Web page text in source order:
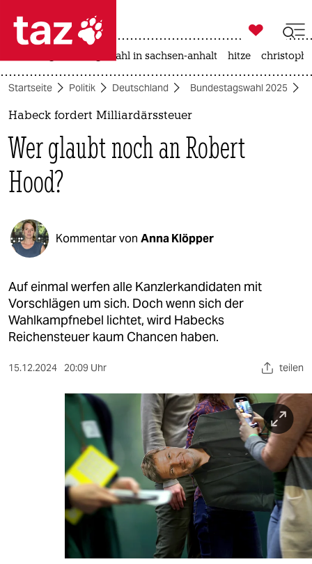
 taz zahl ich
taz zahl ich
politik
öko
gesellschaft
kultur
sport
berlin
nord
wahrheit
veranstaltungen
fragen & hilfe
unterstützen

taz zahl ich
landtagswahl in sachsen-anhalt hitze
Startseite Politik Deutschland Bundestagswahl 2025
Habeck fordert Milliardärssteuer
Wer glaubt noch an Robert
Hood?
Kommentar von Anna Klöpper
Auf einmal werfen alle Kanzlerkandidaten mit
Vorschlägen um sich. Doch wenn sich der
Wahlkampfnebel lichtet, wird Habecks
Reichensteuer kaum Chancen haben.
15.12.2024 20:09 Uhr teilen